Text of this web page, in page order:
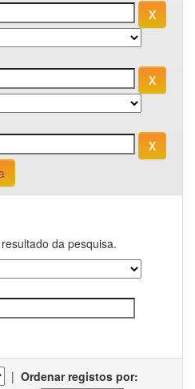
da pesquisa.
| Ordenar registos por: